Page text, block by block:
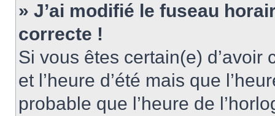
» J’ai modifié le fuseau
correcte !
Si vous êtes certain(e)
et l’heure d’été mais que
probable que l’heure de